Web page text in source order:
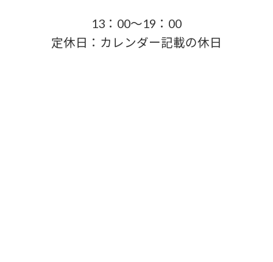
13：00～19：00
定休日：カレンダー記載の休日